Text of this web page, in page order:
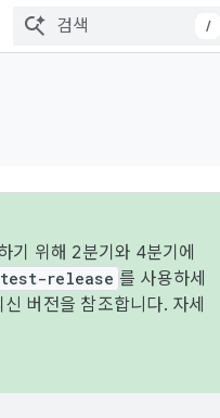
/
기 위해 2분기와 4분기에
release 를 사용하세
버전을 참조합니다. 자세